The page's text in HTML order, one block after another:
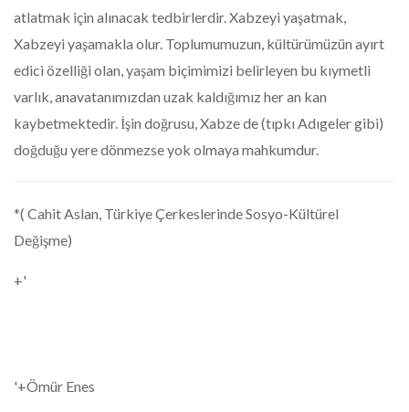
atlatmak için alınacak tedbirlerdir. Xabzeyi yaşatmak,
Xabzeyi yaşamakla olur. Toplumumuzun, kültürümüzün ayırt
edici özelliği olan, yaşam biçimimizi belirleyen bu kıymetli
varlık, anavatanımızdan uzak kaldığımız her an kan
kaybetmektedir. İşin doğrusu, Xabze de (tıpkı Adıgeler gibi)
doğduğu yere dönmezse yok olmaya mahkumdur.
*( Cahit Aslan, Türkiye Çerkeslerinde Sosyo-Kültürel
Değişme)
+'
'+Ömür Enes